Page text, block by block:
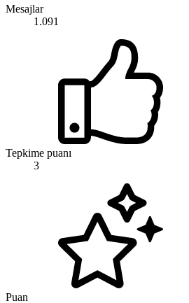
Mesajlar
1.091
Tepkime puanı
3
Puan